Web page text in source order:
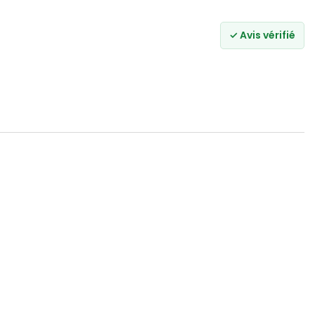
✓ Avis vérifié